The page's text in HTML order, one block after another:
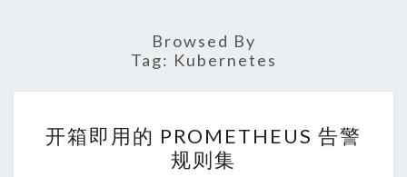
Browsed By
Tag: Kubernetes
箱
即
开箱即用的 PROMETHEUS 告警
规则集